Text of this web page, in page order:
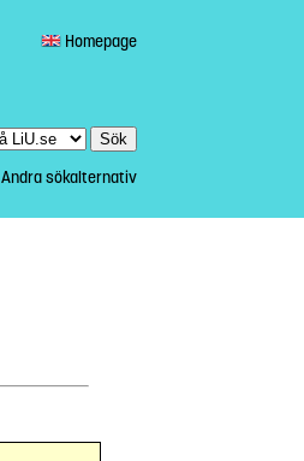
Homepage
Andra sökalternativ